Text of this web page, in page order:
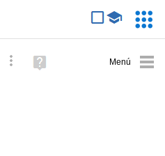
Búsqueda avanzada
Ayuda
(en